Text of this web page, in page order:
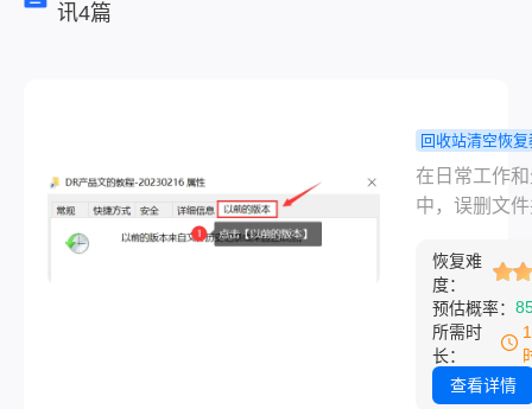
际上，
收站并
不意味
着文件
数据彻
底消
失，只
要及时
采取正
讯4篇
回收站清空恢
电脑回收站
了怎么恢复
法！
在日常工作
中，误删文
脑用户都会
棘手问题。
现重要文件
删除时，不
慌！实际上
恢复难
度：
预估概率：
所需时
长：
查看详情